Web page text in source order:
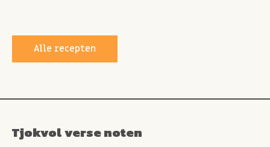
Alle recepten
Tjokvol verse noten